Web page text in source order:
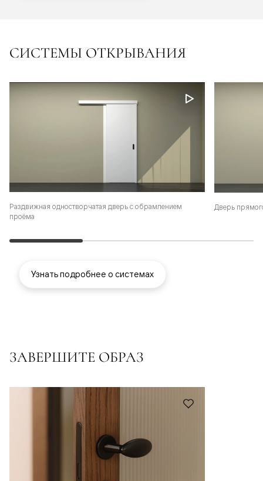
СИСТЕМЫ ОТКРЫВАНИЯ
Раздвижная одностворчатая дверь с обрамлением
проёма
Дверь
Узнать подробнее о системах
ЗАВЕРШИТЕ ОБРАЗ